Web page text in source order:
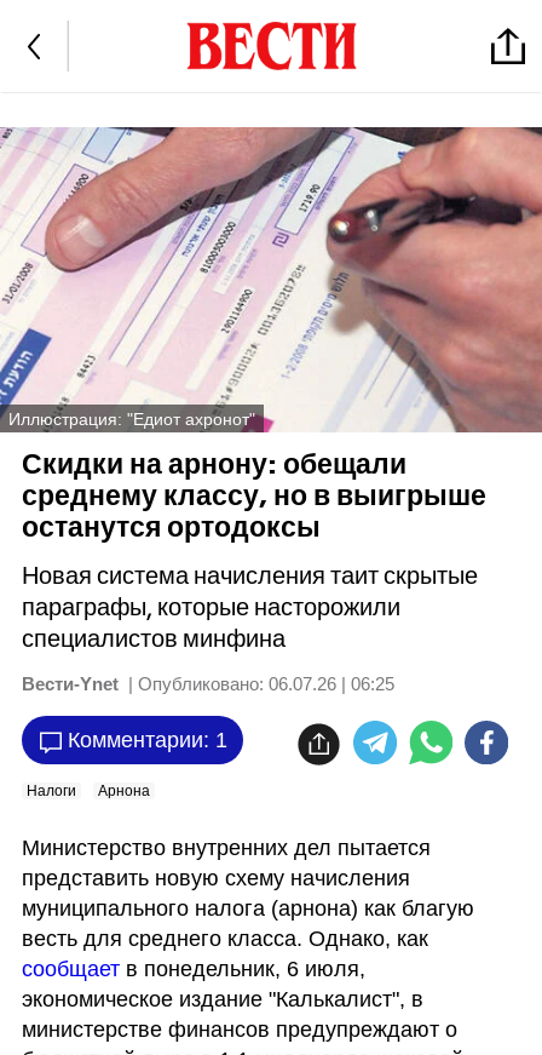
Иллюстрация: "Едиот ахронот"
Скидки на арнону: обещали
среднему классу, но в выигрыше
останутся ортодоксы
Новая система начисления таит скрытые
параграфы, которые насторожили
специалистов минфина
Вести-Ynet | Опубликовано: 06.07.26 | 06:25
Комментарии: 1
Налоги Арнона
Министерство внутренних дел пытается
представить новую схему начисления
муниципального налога (арнона) как благую
весть для среднего класса. Однако, как
сообщает в понедельник, 6 июля,
экономическое издание "Калькалист", в
министерстве финансов предупреждают о